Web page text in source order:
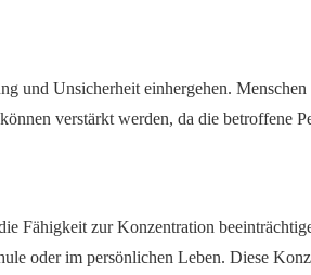
und Unsicherheit einhergehen.
verstärkt werden, da die betroffene
Fähigkeit zur Konzentration
oder im persönlichen Leben. Diese